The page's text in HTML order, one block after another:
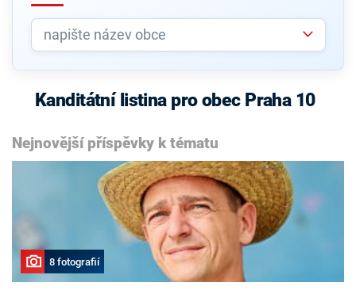
Kanditátní listina pro obec Praha 10
Nejnovější příspěvky k tématu
8 fotografií